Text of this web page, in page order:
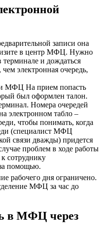
записи она
в центр МФЦ. Нужно
и дождаться
электронная очередь,
На прием попасть
был оформлен талон.
Номера очередей
электронном табло –
чтобы понимать, когда
(специалист МФЦ
связи дважды) придется
проблем в ходе работы
сотруднику
помощью.
рабочего дня ограничено.
МФЦ за час до
в МФЦ через